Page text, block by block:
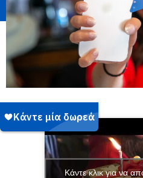
Κάντε κλικ για να